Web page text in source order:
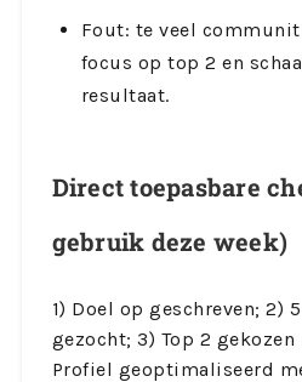
Fout: te veel
focus op top 2 en
resultaat.
Direct toepasbare
gebruik deze week)
1) Doel op geschreven; 2)
gezocht; 3) Top 2
Profiel geoptimaliseerd